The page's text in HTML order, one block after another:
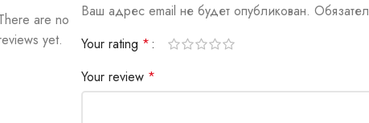
are no
yet.
Ваш адрес email не будет опубликован.
Your rating *
Your review *